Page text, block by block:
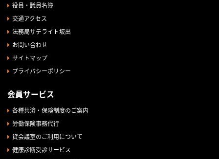
役員・議員名簿
交通アクセス
法務局サテライト坂出
お問い合わせ
サイトマップ
プライバシーポリシー
会員サービス
各種共済・保険制度のご案内
労働保険事務代行
貸会議室のご利用について
健康診断受診サービス